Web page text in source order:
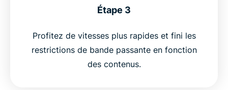
Étape 3
Profitez de vitesses plus rapides et fini les
restrictions de bande passante en fonction
des contenus.